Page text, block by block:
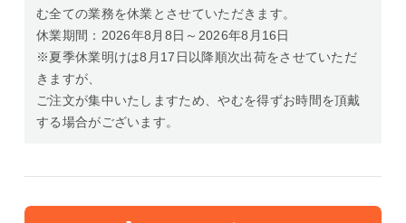
む全ての業務を休業とさせていただきます。
休業期間：2026年8月8日～2026年8月16日
※夏季休業明けは8月17日以降順次出荷をさせていただ
きますが、
ご注文が集中いたしますため、やむを得ずお時間を頂戴
する場合がございます。